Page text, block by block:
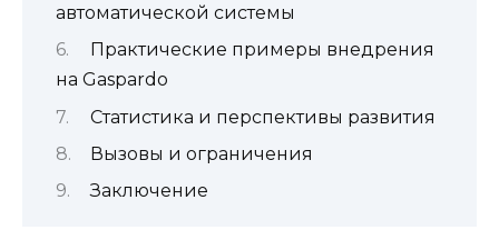
автоматической системы
Практические примеры внедрения
на Gaspardo
Статистика и перспективы развития
Вызовы и ограничения
Заключение